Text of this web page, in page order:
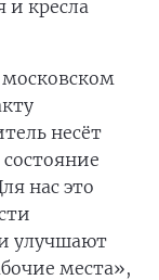
и кресла
московском
несёт
нас это
улучшают
места»,